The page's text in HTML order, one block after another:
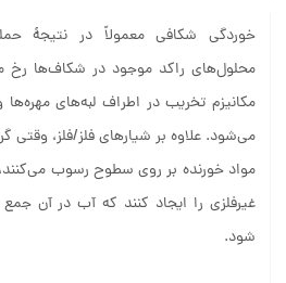
خوردگی شکافی معمولاً در نتیجۀ
محلول‌های راکد موجود در شکاف‌ها رخ
مکانیزم تخریب در اطراف لبه‌های
می‌شود. علاوه بر شیارهای فلز/فلز، وقتی
مواد خورنده بر روی سطوح رسوب
غیرفلزی را ایجاد کنند که آب در آن
شود.